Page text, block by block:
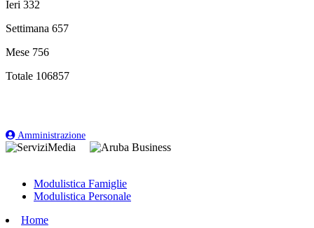
Ieri 332
Settimana 657
Mese 756
Totale 106857
Amministrazione
Modulistica Famiglie
Modulistica Personale
Home